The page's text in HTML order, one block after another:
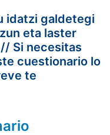
idatzi galdetegi
eta laster
Si necesitas
cuestionario lo
te